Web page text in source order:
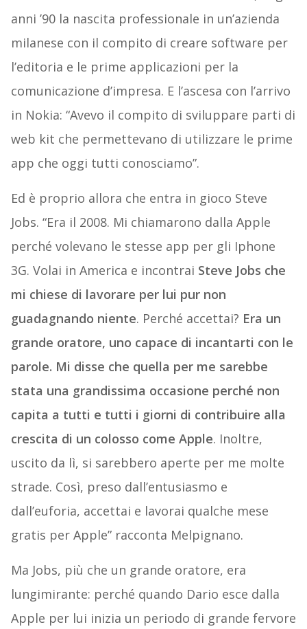
anni ’90 la nascita professionale in un’azienda
milanese con il compito di creare software per
l’editoria e le prime applicazioni per la
comunicazione d’impresa. E l’ascesa con l’arrivo
in Nokia: “Avevo il compito di sviluppare parti di
web kit che permettevano di utilizzare le prime
app che oggi tutti conosciamo”.
Ed è proprio allora che entra in gioco Steve
Jobs. “Era il 2008. Mi chiamarono dalla Apple
perché volevano le stesse app per gli Iphone
3G. Volai in America e incontrai Steve Jobs che
mi chiese di lavorare per lui pur non
guadagnando niente. Perché accettai? Era un
grande oratore, uno capace di incantarti con le
parole. Mi disse che quella per me sarebbe
stata una grandissima occasione perché non
capita a tutti e tutti i giorni di contribuire alla
crescita di un colosso come Apple. Inoltre,
uscito da lì, si sarebbero aperte per me molte
strade. Così, preso dall’entusiasmo e
dall’euforia, accettai e lavorai qualche mese
gratis per Apple” racconta Melpignano.
Ma Jobs, più che un grande oratore, era
lungimirante: perché quando Dario esce dalla
Apple per lui inizia un periodo di grande fervore